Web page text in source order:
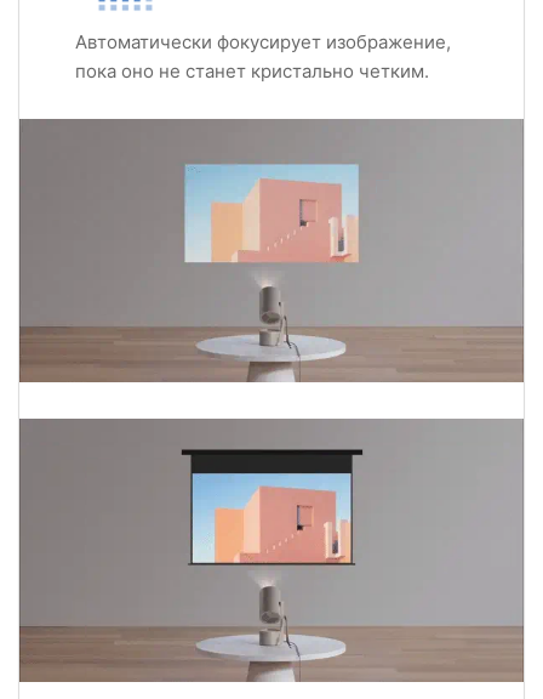
Автоматически фокусирует изображение,
пока оно не станет кристально четким.